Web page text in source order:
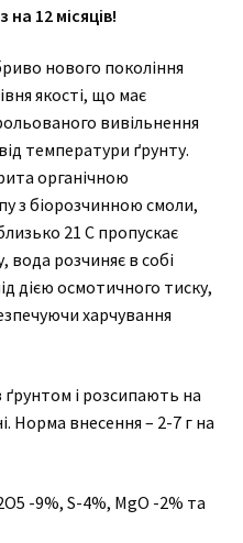
12 місяців!
нового покоління
якості, що має
вивільнення
температури ґрунту.
органічною
з біорозчинною смоли,
21 С пропускає
вода розчиняє в собі
дією осмотичного тиску,
харчування
ґрунтом і розсипають на
Норма внесення – 2-7 г на
-9%, S-4%, MgO -2% та